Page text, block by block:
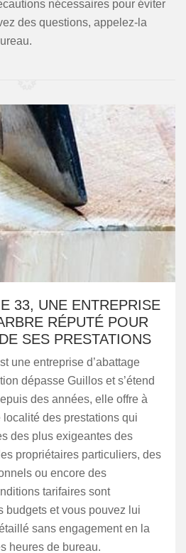
nécessaires pour éviter
des questions, appelez-la
33, UNE ENTREPRISE
RÉPUTÉ POUR
SES PRESTATIONS
une entreprise d’abattage
dépasse Guillos et s’étend
des années, elle offre à
des prestations qui
des plus exigeantes des
propriétaires particuliers, des
ou encore des
tarifaires sont
budgets et vous pouvez lui
sans engagement en la
heures de bureau.